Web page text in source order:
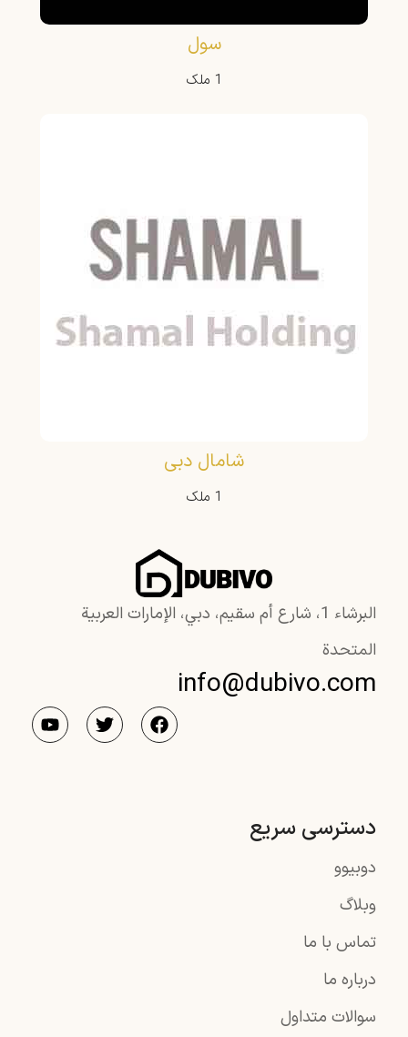
سول
1 ملک
شامال دبی
1 ملک
البرشاء 1، شارع أم سقيم، دبي، الإمارات العربية
المتحدة
info@dubivo.com
دسترسی سریع
دوبیوو
وبلاگ
تماس با ما
درباره ما
سوالات متداول